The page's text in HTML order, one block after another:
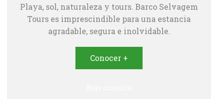
Playa, sol, naturaleza y tours. Barco Selvagem
Tours es imprescindible para una estancia
agradable, segura e inolvidable.
Conocer +